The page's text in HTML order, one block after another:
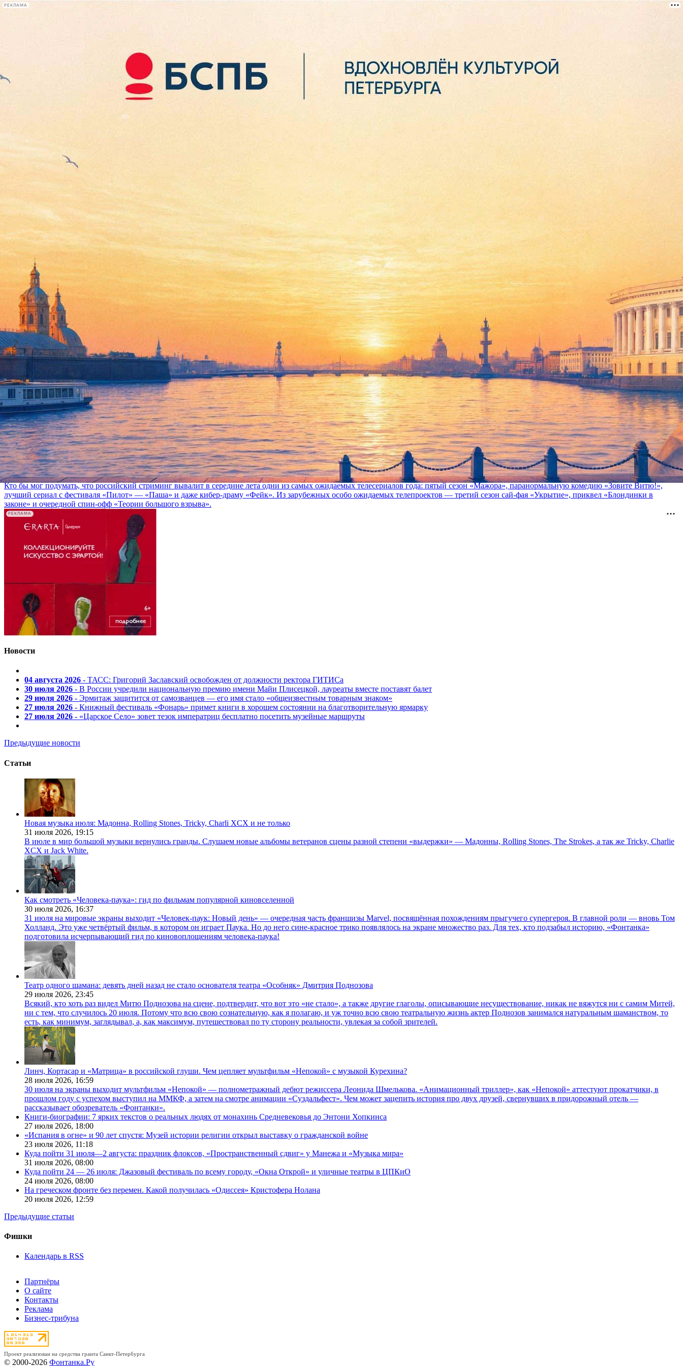
РЕКЛАМА
лекции
книги
30 апреля 2022, суббота
«Невский баталист» открывает на «Ленфильме» трехмерную панораму о войне, у героев есть прототипы
Музыка апреля: слушаем и обсуждаем новые альбомы RHCP, Гуфа, Ic3peak и других
Архив предыдущих материалов
15 телесериалов августа — выбор «Фонтанки»: «Коп-звезда», новые «Тед Лессо» и «Джек Ричер», «Одержимость»
02 августа 2026, 18:53
Кто бы мог подумать, что российский стриминг вывалит в середине лета одни из самых ожидаемых телесериалов года: пятый сезон «Мажора», паранормальную комедию «Зовите Витю!»,
лучший сериал с фестиваля «Пилот» — «Паша» и даже кибер-драму «Фейк». Из зарубежных особо ожидаемых телепроектов — третий сезон сай-фая «Укрытие», приквел «Блондинки в
законе» и очередной спин-офф «Теории большого взрыва».
РЕКЛАМА
Новости
04 августа 2026 - ТАСС: Григорий Заславский освобожден от должности ректора ГИТИСа
30 июля 2026 - В России учредили национальную премию имени Майи Плисецкой, лауреаты вместе поставят балет
29 июля 2026 - Эрмитаж защитится от самозванцев — его имя стало «общеизвестным товарным знаком»
27 июля 2026 - Книжный фестиваль «Фонарь» примет книги в хорошем состоянии на благотворительную ярмарку
27 июля 2026 - «Царское Село» зовет тезок императриц бесплатно посетить музейные маршруты
Предыдущие новости
Статьи
Новая музыка июля: Мадонна, Rolling Stones, Tricky, Charli XCX и не только
31 июля 2026, 19:15
В июле в мир большой музыки вернулись гранды. Слушаем новые альбомы ветеранов сцены разной степени «выдержки» — Мадонны, Rolling Stones, The Strokes, а так же Tricky, Charlie
XCX и Jack White.
Как смотреть «Человека-паука»: гид по фильмам популярной киновселенной
30 июля 2026, 16:37
31 июля на мировые экраны выходит «Человек-паук: Новый день» — очередная часть франшизы Marvel, посвящённая похождениям прыгучего супергероя. В главной роли — вновь Том
Холланд. Это уже четвёртый фильм, в котором он играет Паука. Но до него сине-красное трико появлялось на экране множество раз. Для тех, кто подзабыл историю, «Фонтанка»
подготовила исчерпывающий гид по киновоплощениям человека-паука!
Театр одного шамана: девять дней назад не стало основателя театра «Особняк» Дмитрия Поднозова
29 июля 2026, 23:45
Всякий, кто хоть раз видел Митю Поднозова на сцене, подтвердит, что вот это «не стало», а также другие глаголы, описывающие несуществование, никак не вяжутся ни с самим Митей,
ни с тем, что случилось 20 июля. Потому что всю свою сознательную, как я полагаю, и уж точно всю свою театральную жизнь актер Поднозов занимался натуральным шаманством, то
есть, как минимум, заглядывал, а, как максимум, путешествовал по ту сторону реальности, увлекая за собой зрителей.
Линч, Кортасар и «Матрица» в российской глуши. Чем цепляет мультфильм «Непокой» с музыкой Курехина?
28 июля 2026, 16:59
30 июля на экраны выходит мультфильм «Непокой» — полнометражный дебют режиссера Леонида Шмелькова. «Анимационный триллер», как «Непокой» аттестуют прокатчики, в
прошлом году с успехом выступил на ММКФ, а затем на смотре анимации «Суздальфест». Чем может зацепить история про двух друзей, свернувших в придорожный отель —
рассказывает обозреватель «Фонтанки».
Книги-биографии: 7 ярких текстов о реальных людях от монахинь Средневековья до Энтони Хопкинса
27 июля 2026, 18:00
«Испания в огне» и 90 лет спустя: Музей истории религии открыл выставку о гражданской войне
23 июля 2026, 11:18
Куда пойти 31 июля—2 августа: праздник флоксов, «Пространственный сдвиг» у Манежа и «Музыка мира»
31 июля 2026, 08:00
Куда пойти 24 — 26 июля: Джазовый фестиваль по всему городу, «Окна Открой» и уличные театры в ЦПКиО
24 июля 2026, 08:00
На греческом фронте без перемен. Какой получилась «Одиссея» Кристофера Нолана
20 июля 2026, 12:59
Предыдущие статьи
Фишки
Календарь в RSS
Партнёры
О сайте
Контакты
Реклама
Бизнес-трибуна
Проект реализован на средства гранта Санкт-Петербурга
© 2000-2026 Фонтанка.Ру